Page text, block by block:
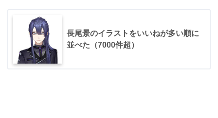
長尾景のイラストをいいねが多い順に
並べた（7000件超）